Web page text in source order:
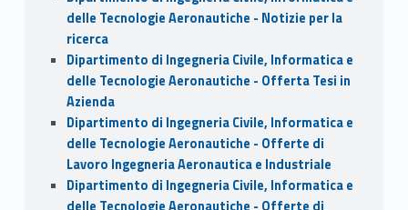
delle Tecnologie Aeronautiche - Notizie per la
ricerca
Dipartimento di Ingegneria Civile, Informatica e
delle Tecnologie Aeronautiche - Offerta Tesi in
Azienda
Dipartimento di Ingegneria Civile, Informatica e
delle Tecnologie Aeronautiche - Offerte di
Lavoro Ingegneria Aeronautica e Industriale
Dipartimento di Ingegneria Civile, Informatica e